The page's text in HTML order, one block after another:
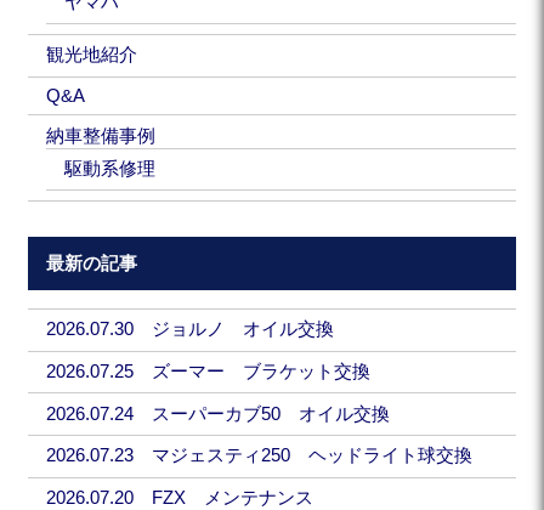
観光地紹介
Q&A
納車整備事例
駆動系修理
最新の記事
2026.07.30 ジョルノ オイル交換
2026.07.25 ズーマー ブラケット交換
2026.07.24 スーパーカブ50 オイル交換
2026.07.23 マジェスティ250 ヘッドライト球交換
2026.07.20 FZX メンテナンス